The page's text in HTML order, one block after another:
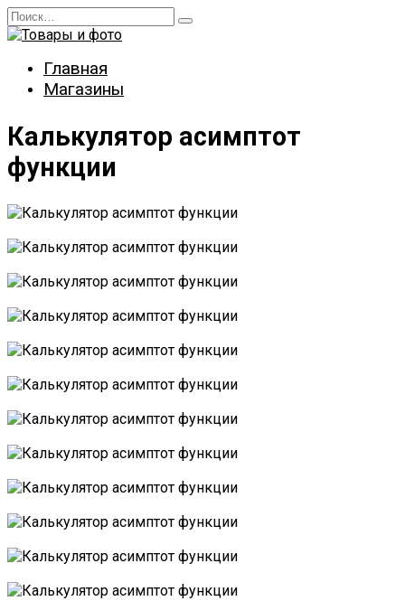
Перейти
к
Search
for:
Главная
Магазины
Калькулятор асимптот
функции